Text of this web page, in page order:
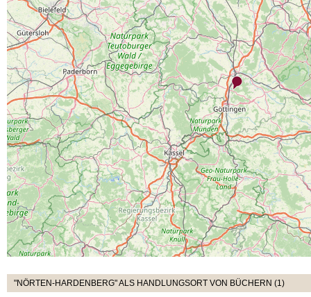
"NÖRTEN-HARDENBERG" ALS HANDLUNGSORT VON BÜCHERN (1)